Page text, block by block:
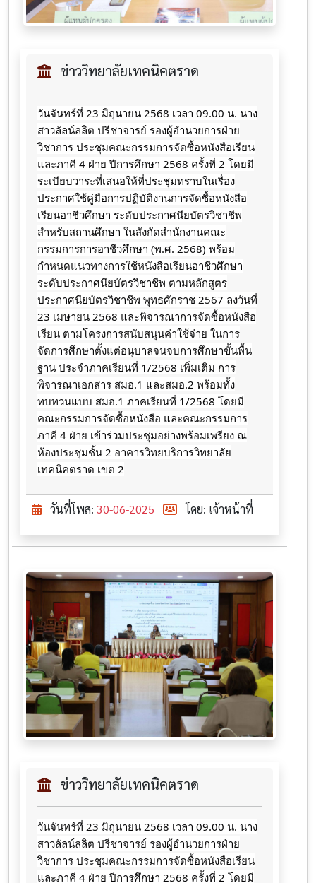
ข่าววิทยาลัยเทคนิคตราด
วันจันทร์ที่ 23 มิถุนายน 2568 เวลา 09.00 น. นาง
สาวลัลน์ลลิต ปรีชาจารย์ รองผู้อำนวยการฝ่าย
วิชาการ ประชุมคณะกรรมการจัดซื้อหนังสือเรียน
และภาคี 4 ฝ่าย ปีการศึกษา 2568 ครั้งที่ 2 โดยมี
ระเบียบวาระที่เสนอให้ที่ประชุมทราบในเรื่อง
ประกาศใช้คู่มือการปฏิบัติงานการจัดซื้อหนังสือ
เรียนอาชีวศึกษา ระดับประกาศนียบัตรวิชาชีพ
สำหรับสถานศึกษา ในสังกัดสำนักงานคณะ
กรรมการการอาชีวศึกษา (พ.ศ. 2568) พร้อม
กำหนดแนวทางการใช้หนังสือเรียนอาชีวศึกษา
ระดับประกาศนียบัตรวิชาชีพ ตามหลักสูตร
ประกาศนียบัตรวิชาชีพ พุทธศักราช 2567 ลงวันที่
23 เมษายน 2568 และพิจารณาการจัดซื้อหนังสือ
เรียน ตามโครงการสนับสนุนค่าใช้จ่าย ในการ
จัดการศึกษาตั้งแต่อนุบาลจนจบการศึกษาขั้นพื้น
ฐาน ประจำภาคเรียนที่ 1/2568 เพิ่มเติม การ
พิจารณาเอกสาร สมอ.1 และสมอ.2 พร้อมทั้ง
ทบทวนแบบ สมอ.1 ภาคเรียนที่ 1/2568 โดยมี
คณะกรรมการจัดซื้อหนังสือ และคณะกรรมการ
ภาคี 4 ฝ่าย เข้าร่วมประชุมอย่างพร้อมเพรียง ณ
ห้องประชุมชั้น 2 อาคารวิทยบริการวิทยาลัย
เทคนิคตราด เขต 2
วันที่โพส: 30-06-2025 โดย: เจ้าหน้าที่
ข่าววิทยาลัยเทคนิคตราด
วันจันทร์ที่ 23 มิถุนายน 2568 เวลา 09.00 น. นาง
สาวลัลน์ลลิต ปรีชาจารย์ รองผู้อำนวยการฝ่าย
วิชาการ ประชุมคณะกรรมการจัดซื้อหนังสือเรียน
และภาคี 4 ฝ่าย ปีการศึกษา 2568 ครั้งที่ 2 โดยมี